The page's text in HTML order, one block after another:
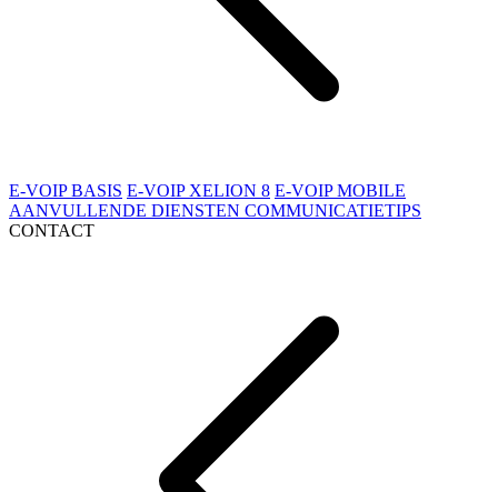
E-VOIP BASIS E-VOIP XELION 8 E-VOIP MOBILE
AANVULLENDE DIENSTEN COMMUNICATIETIPS
CONTACT